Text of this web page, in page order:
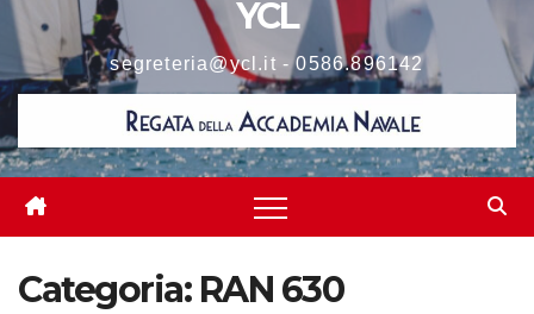
YCL
segreteria@ycl.it - 0586.896142
Categoria: RAN 630